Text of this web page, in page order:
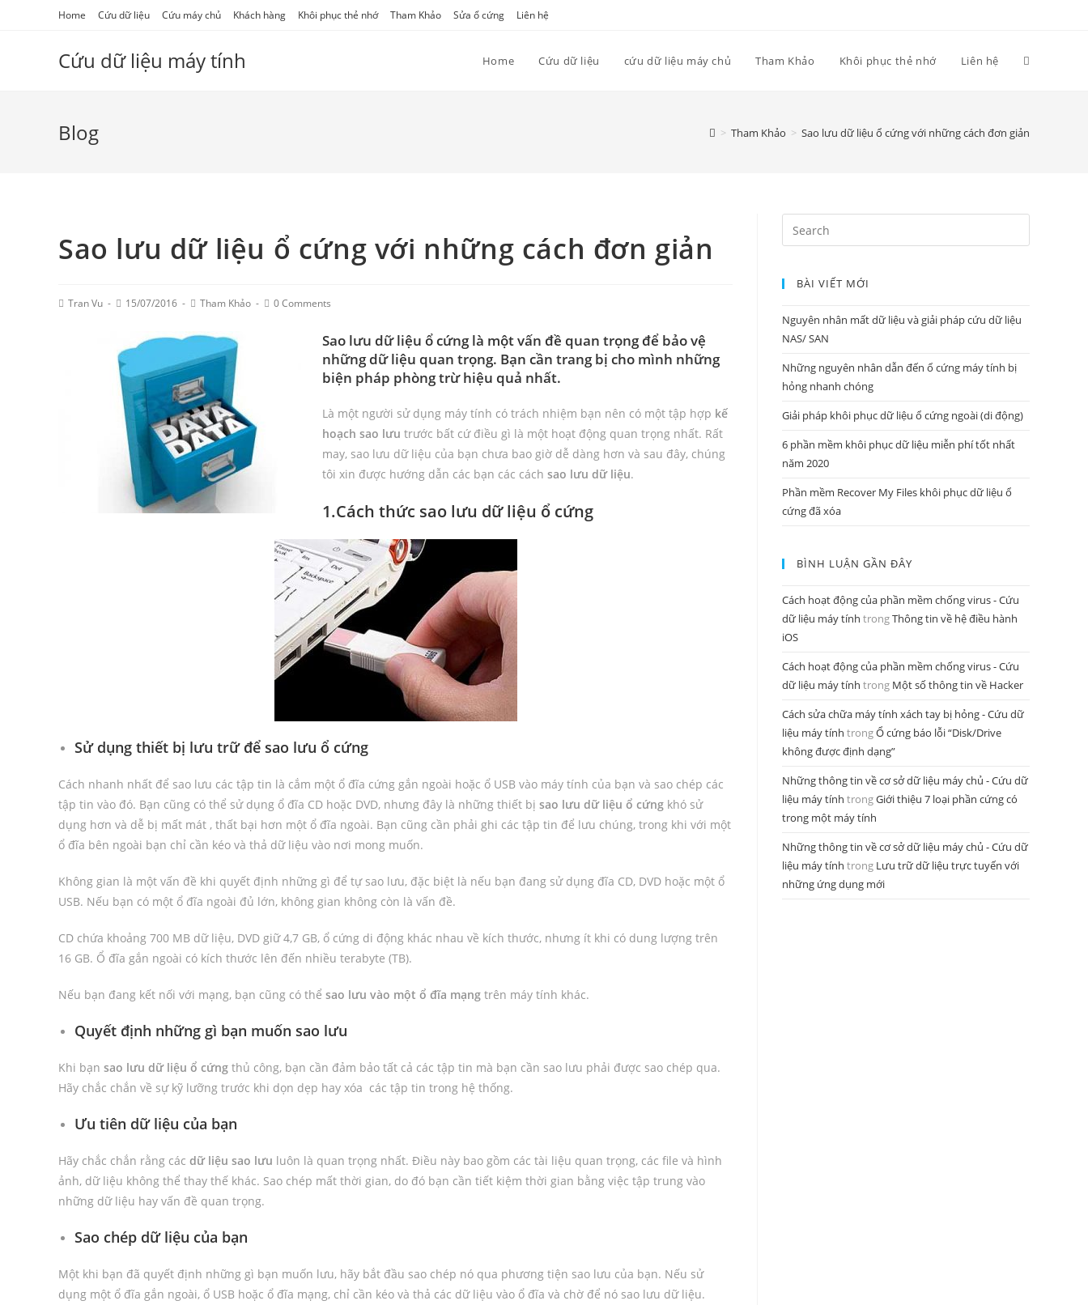
Home Cứu dữ liệu Cứu máy chủ Khách hàng Khôi phục thẻ nhớ Tham Khảo Sửa ổ cứng Liên hệ
Cứu dữ liệu máy tính Home Cứu dữ liệu cứu dữ liệu máy chủ Tham Khảo Khôi phục thẻ nhớ Liên hệ
Blog > Tham Khảo > Sao lưu dữ liệu ổ cứng với những cách đơn giản
Sao lưu dữ liệu ổ cứng với những cách đơn giản
PostTran Vu
Post15/07/2016
PostTham Khảo
Post0 Comments
Sao lưu dữ liệu ổ cứng là một vấn đề quan trọng để bảo vệ
những dữ liệu quan trọng. Bạn cần trang bị cho mình những
biện pháp phòng trừ hiệu quả nhất.
Là một người sử dụng máy tính có trách nhiệm bạn nên có một tập hợp kế
hoạch sao lưu trước bất cứ điều gì là một hoạt động quan trọng nhất. Rất
may, sao lưu dữ liệu của bạn chưa bao giờ dễ dàng hơn và sau đây, chúng
tôi xin được hướng dẫn các bạn các cách sao lưu dữ liệu.
1.Cách thức sao lưu dữ liệu ổ cứng
Sử dụng thiết bị lưu trữ để sao lưu ổ cứng
Cách nhanh nhất để sao lưu các tập tin là cắm một ổ đĩa cứng gắn ngoài hoặc ổ USB vào máy tính của bạn và sao chép các
tập tin vào đó. Bạn cũng có thể sử dụng ổ đĩa CD hoặc DVD, nhưng đây là những thiết bị sao lưu dữ liệu ổ cứng khó sử
dụng hơn và dễ bị mất mát , thất bại hơn một ổ đĩa ngoài. Bạn cũng cần phải ghi các tập tin để lưu chúng, trong khi với một
ổ đĩa bên ngoài bạn chỉ cần kéo và thả dữ liệu vào nơi mong muốn.
Không gian là một vấn đề khi quyết định những gì để tự sao lưu, đặc biệt là nếu bạn đang sử dụng đĩa CD, DVD hoặc một ổ
USB. Nếu bạn có một ổ đĩa ngoài đủ lớn, không gian không còn là vấn đề.
CD chứa khoảng 700 MB dữ liệu, DVD giữ 4,7 GB, ổ cứng di động khác nhau về kích thước, nhưng ít khi có dung lượng trên
16 GB. Ổ đĩa gắn ngoài có kích thước lên đến nhiều terabyte (TB).
Nếu bạn đang kết nối với mạng, bạn cũng có thể sao lưu vào một ổ đĩa mạng trên máy tính khác.
Quyết định những gì bạn muốn sao lưu
Khi bạn sao lưu dữ liệu ổ cứng thủ công, bạn cần đảm bảo tất cả các tập tin mà bạn cần sao lưu phải được sao chép qua.
Hãy chắc chắn về sự kỹ lưỡng trước khi dọn dẹp hay xóa các tập tin trong hệ thống.
Ưu tiên dữ liệu của bạn
Hãy chắc chắn rằng các dữ liệu sao lưu luôn là quan trọng nhất. Điều này bao gồm các tài liệu quan trọng, các file và hình
ảnh, dữ liệu không thể thay thế khác. Sao chép mất thời gian, do đó bạn cần tiết kiệm thời gian bằng việc tập trung vào
những dữ liệu hay vấn đề quan trọng.
Sao chép dữ liệu của bạn
Một khi bạn đã quyết định những gì bạn muốn lưu, hãy bắt đầu sao chép nó qua phương tiện sao lưu của bạn. Nếu sử
dụng một ổ đĩa gắn ngoài, ổ USB hoặc ổ đĩa mạng, chỉ cần kéo và thả các dữ liệu vào ổ đĩa và chờ để nó sao lưu dữ liệu.
BÀI VIẾT MỚI
Nguyên nhân mất dữ liệu và giải pháp cứu dữ liệu
NAS/ SAN
Những nguyên nhân dẫn đến ổ cứng máy tính bị
hỏng nhanh chóng
Giải pháp khôi phục dữ liệu ổ cứng ngoài (di động)
6 phần mềm khôi phục dữ liệu miễn phí tốt nhất
năm 2020
Phần mềm Recover My Files khôi phục dữ liệu ổ
cứng đã xóa
BÌNH LUẬN GẦN ĐÂY
Cách hoạt động của phần mềm chống virus - Cứu
dữ liệu máy tính trongThông tin về hệ điều hành
iOS
Cách hoạt động của phần mềm chống virus - Cứu
dữ liệu máy tính trong Một số thông tin về Hacker
Cách sửa chữa máy tính xách tay bị hỏng - Cứu dữ
liệu máy tính trongỔ cứng báo lỗi “Disk/Drive
không được định dạng”
Những thông tin về cơ sở dữ liệu máy chủ - Cứu dữ
liệu máy tính trongGiới thiệu 7 loại phần cứng có
trong một máy tính
Những thông tin về cơ sở dữ liệu máy chủ - Cứu dữ
liệu máy tính trong Lưu trữ dữ liệu trực tuyến với
những ứng dụng mới